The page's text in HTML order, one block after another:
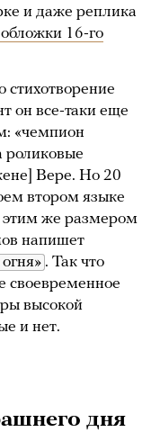
и даже реплика
16-го
стихотворение
он все-таки еще
«чемпион
роликовые
Вере. Но 20
втором языке
этим же размером
напишет
. Так что
своевременное
высокой
и нет.
дня